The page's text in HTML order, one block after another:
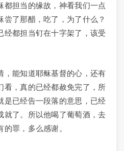
都担当的缘故，神看我们一点
了那醋，吃了，为了什么？
经都担当钉在十字架了，该受
，能知道耶稣基督的心，还有
看，真的已经都赦免完了，所
是已经告一段落的意思，已经
就了。所以他喝了葡萄酒，去
罪，多么感谢。